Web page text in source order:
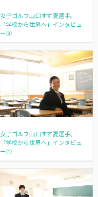
女子ゴルフ山口すず夏選手。
「学校から世界へ」インタビュ
ー③
女子ゴルフ山口すず夏選手。
「学校から世界へ」インタビュ
ー①